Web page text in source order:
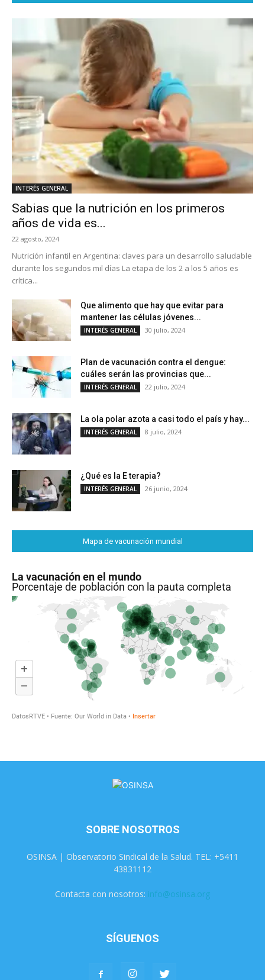
INTERÉS GENERAL
Sabias que la nutrición en los primeros
años de vida es...
22 agosto, 2024
Nutrición infantil en Argentina: claves para un desarrollo saludable
durante los segundos mil días La etapa de los 2 a los 5 años es
crítica...
Que alimento que hay que evitar para
mantener las células jóvenes...
INTERÉS GENERAL 30 julio, 2024
Plan de vacunación contra el dengue:
cuáles serán las provincias que...
INTERÉS GENERAL 22 julio, 2024
La ola polar azota a casi todo el país y hay...
INTERÉS GENERAL 8 julio, 2024
¿Qué es la E terapia?
INTERÉS GENERAL 26 junio, 2024
Mapa de vacunación mundial
SOBRE NOSOTROS
OSINSA | Observatorio Sindical de la Salud. TEL: +5411
43831112
Contacta con nosotros: info@osinsa.org
SÍGUENOS